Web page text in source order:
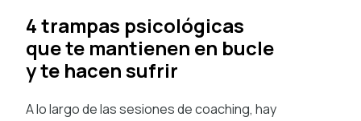
4 trampas psicológicas
que te mantienen en bucle
y te hacen sufrir
A lo largo de las sesiones de coaching, hay